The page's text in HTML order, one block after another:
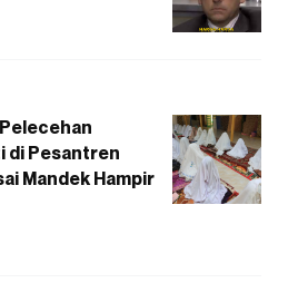
di Pesantren
Mandek Hampir